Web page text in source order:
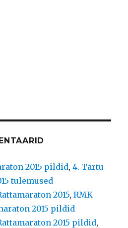
2015 pildid,4. Tartu
tulemused
2015,RMK
2015 pildid
2015 pildid,